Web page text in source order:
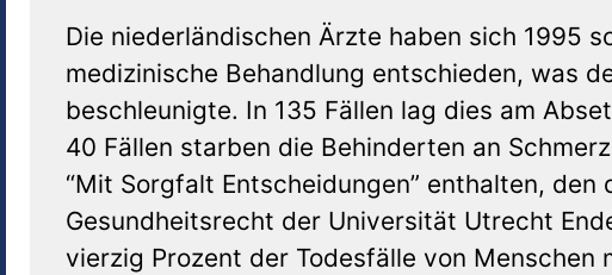
Die niederländischen Ärzte haben sich 1995
medizinische Behandlung entschieden, was
beschleunigte. In 135 Fällen lag dies am
40 Fällen starben die Behinderten an
“Mit Sorgfalt Entscheidungen” enthalten,
Gesundheitsrecht der Universität Utrecht
vierzig Prozent der Todesfälle von